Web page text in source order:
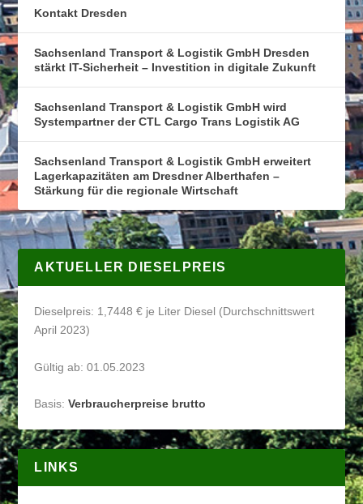
Kontakt Dresden
Sachsenland Transport & Logistik GmbH Dresden
stärkt IT-Sicherheit – Investition in digitale Zukunft
Sachsenland Transport & Logistik GmbH wird
Systempartner der CTL Cargo Trans Logistik AG
Sachsenland Transport & Logistik GmbH erweitert
Lagerkapazitäten am Dresdner Alberthafen –
Stärkung für die regionale Wirtschaft
AKTUELLER DIESELPREIS
Dieselpreis: 1,7448 € je Liter Diesel (Durchschnittswert
April 2023)
Gültig ab: 01.05.2023
Basis:Verbraucherpreise brutto
LINKS